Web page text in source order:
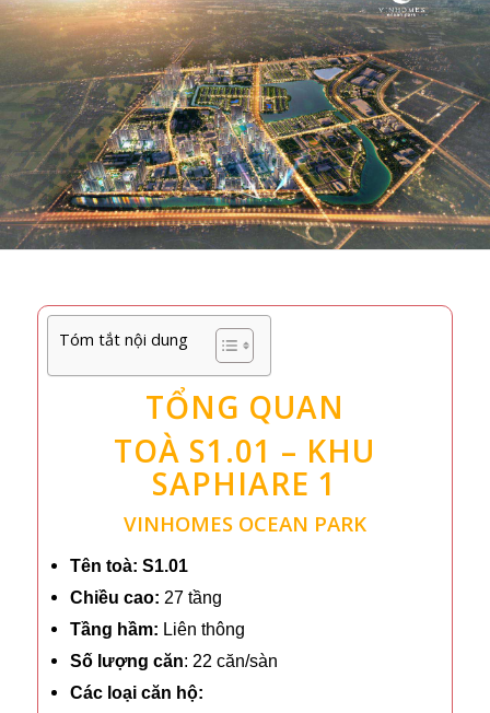
Tóm tắt nội dung
TỔNG QUAN
TOÀ S1.01 – KHU
SAPHIARE 1
VINHOMES OCEAN PARK
Tên toà: S1.01
Chiều cao: 27 tầng
Tầng hầm: Liên thông
Số lượng căn: 22 căn/sàn
Các loại căn hộ: